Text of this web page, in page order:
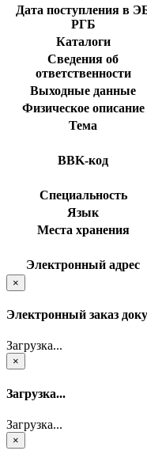
Дата поступления в
РГБ
Каталоги
Сведения об
ответственности
Выходные данные
Физическое описание
Тема
BBK-код
Специальность
Язык
Места хранения
Электронный адрес
×
Электронный заказ
Загрузка...
×
Загрузка...
Загрузка...
×